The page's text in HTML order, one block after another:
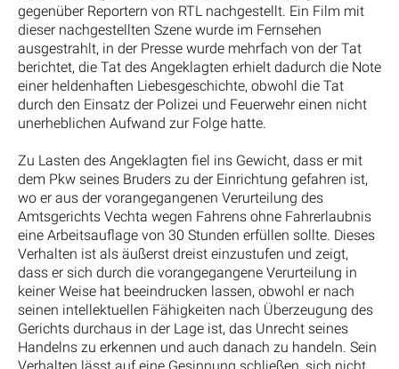
gegenüber Reportern von RTL nachgestellt. Ein Film mit
dieser nachgestellten Szene wurde im Fernsehen
ausgestrahlt, in der Presse wurde mehrfach von der Tat
berichtet, die Tat des Angeklagten erhielt dadurch die Note
einer heldenhaften Liebesgeschichte, obwohl die Tat
durch den Einsatz der Polizei und Feuerwehr einen nicht
unerheblichen Aufwand zur Folge hatte.
Zu Lasten des Angeklagten fiel ins Gewicht, dass er mit
dem Pkw seines Bruders zu der Einrichtung gefahren ist,
wo er aus der vorangegangenen Verurteilung des
Amtsgerichts Vechta wegen Fahrens ohne Fahrerlaubnis
eine Arbeitsauflage von 30 Stunden erfüllen sollte. Dieses
Verhalten ist als äußerst dreist einzustufen und zeigt,
dass er sich durch die vorangegangene Verurteilung in
keiner Weise hat beeindrucken lassen, obwohl er nach
seinen intellektuellen Fähigkeiten nach Überzeugung des
Gerichts durchaus in der Lage ist, das Unrecht seines
Handelns zu erkennen und auch danach zu handeln. Sein